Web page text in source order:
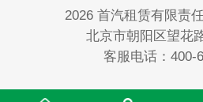
2026 首汽租赁有限责
北京市朝阳区望花
客服电话：400-